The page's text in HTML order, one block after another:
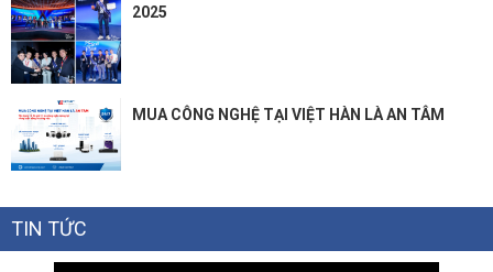
2025
MUA CÔNG NGHỆ TẠI VIỆT HÀN LÀ AN TÂM
TIN TỨC